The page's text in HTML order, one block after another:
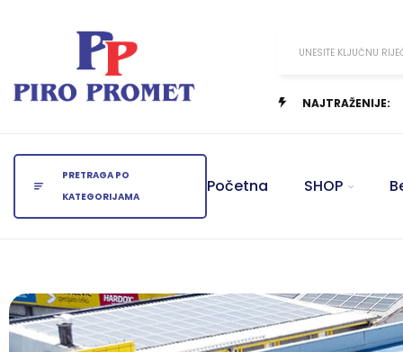
UNESITE KLJUČNU
NAJTRAŽENIJE:
PRETRAGA PO
KATEGORIJAMA
Početna SHOP